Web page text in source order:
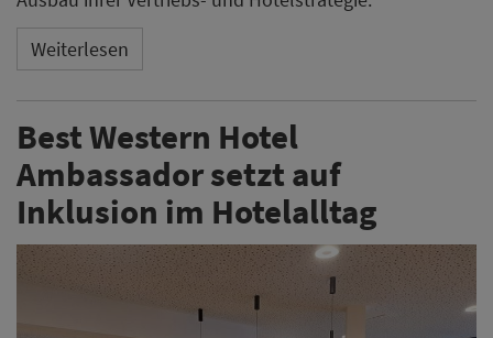
Weiterlesen
Best Western Hotel
Ambassador setzt auf
Inklusion im Hotelalltag